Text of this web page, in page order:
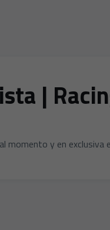
|
momento y en exclusiva